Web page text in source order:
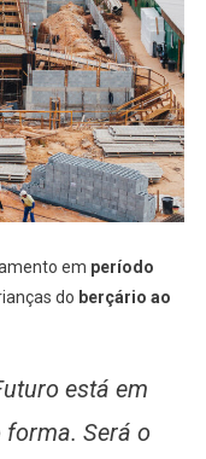
em período
do berçário ao
está em
Será o